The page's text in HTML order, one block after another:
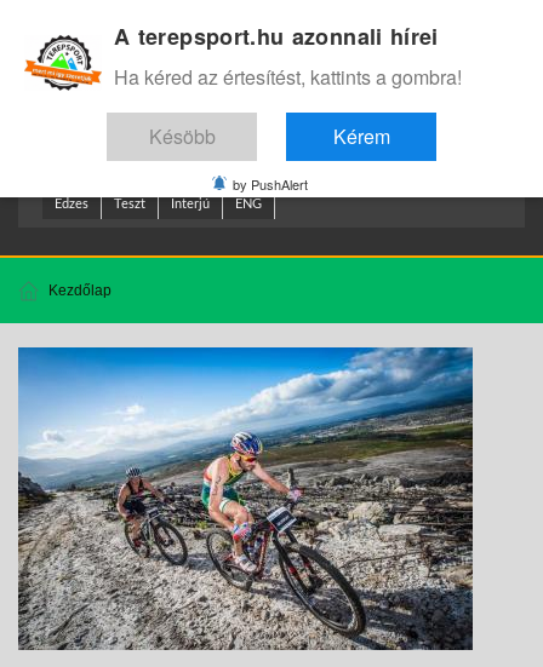
Edzes Teszt Interjú ENG
Kezdőlap
A terepsport.hu azonnali hírei
Ha kéred az értesítést, kattints a gombra!
Késöbb Kérem
by PushAlert